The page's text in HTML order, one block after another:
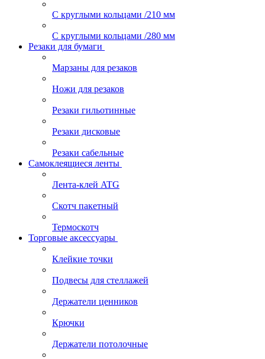
С круглыми кольцами /210 мм
С круглыми кольцами /280 мм
Резаки для бумаги
Марзаны для резаков
Ножи для резаков
Резаки гильотинные
Резаки дисковые
Резаки сабельные
Самоклеящиеся ленты
Лента-клей ATG
Скотч пакетный
Термоскотч
Торговые аксессуары
Клейкие точки
Подвесы для стеллажей
Держатели ценников
Крючки
Держатели потолочные